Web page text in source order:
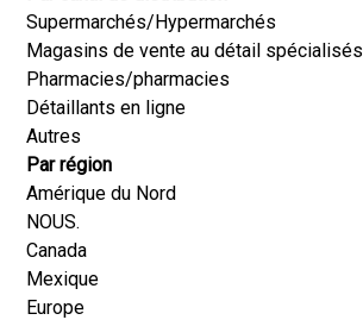
Supermarchés/Hypermarchés
Magasins de vente au détail spécialisés
Pharmacies/pharmacies
Détaillants en ligne
Autres
Par région
Amérique du Nord
NOUS.
Canada
Mexique
Europe